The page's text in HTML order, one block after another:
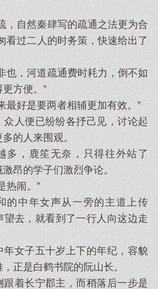
自然秦肆写的疏通之法更为合
看过二人的时务策，快速给出了
，河道疏通费时耗力，倒不如
方便。”
好是要两者相辅更加有效。”
人便已纷纷各抒己见，讨论起
的人来围观。
，鹿笙无奈，只得往外站了
昂的学子们激烈争论。
闹。”
中年女声从一旁的主道上传
望去，就看到了一行人向这边走
女子五十岁上下的年纪，容貌
正是白鹤书院的阮山长。
着长宁郡主，而稍落后一步是